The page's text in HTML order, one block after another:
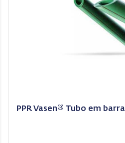
PPR Vasen® Tubo em barra